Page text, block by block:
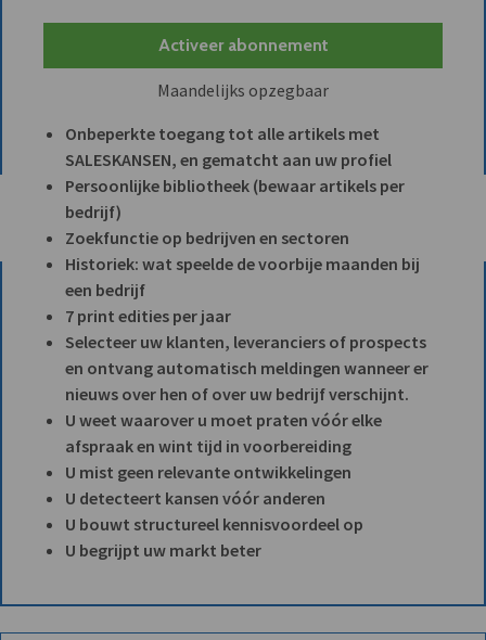
Activeer abonnement
Maandelijks opzegbaar
Onbeperkte toegang tot alle artikels met
SALESKANSEN, en gematcht aan uw profiel
Persoonlijke bibliotheek (bewaar artikels per
bedrijf)
Zoekfunctie op bedrijven en sectoren
Historiek: wat speelde de voorbije maanden bij
een bedrijf
7 print edities per jaar
Selecteer uw klanten, leveranciers of prospects
en ontvang automatisch meldingen wanneer er
nieuws over hen of over uw bedrijf verschijnt.
U weet waarover u moet praten vóór elke
afspraak en wint tijd in voorbereiding
U mist geen relevante ontwikkelingen
U detecteert kansen vóór anderen
U bouwt structureel kennisvoordeel op
U begrijpt uw markt beter